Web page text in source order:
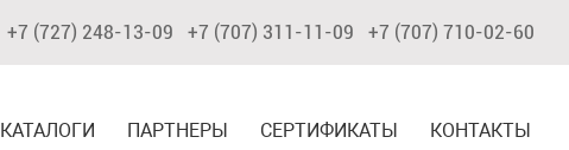
+7 (727) 248-13-09 +7 (707) 311-11-09 +7 (707) 710-02-60
КАТАЛОГИ ПАРТНЕРЫ СЕРТИФИКАТЫ КОНТАКТЫ